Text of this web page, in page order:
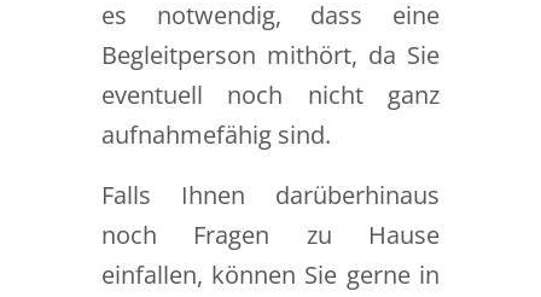
es notwendig, dass eine
Begleitperson mithört, da Sie
eventuell noch nicht ganz
aufnahmefähig sind.
Falls Ihnen darüberhinaus
noch Fragen zu Hause
einfallen, können Sie gerne in